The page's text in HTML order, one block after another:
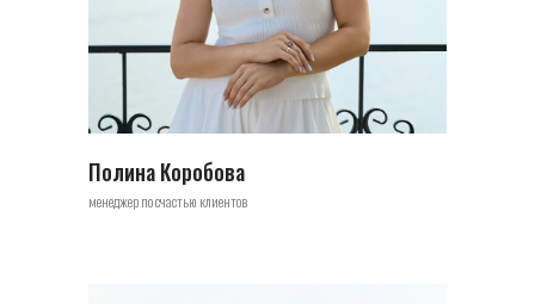
Полина Коробова
менеджер по счастью клиентов